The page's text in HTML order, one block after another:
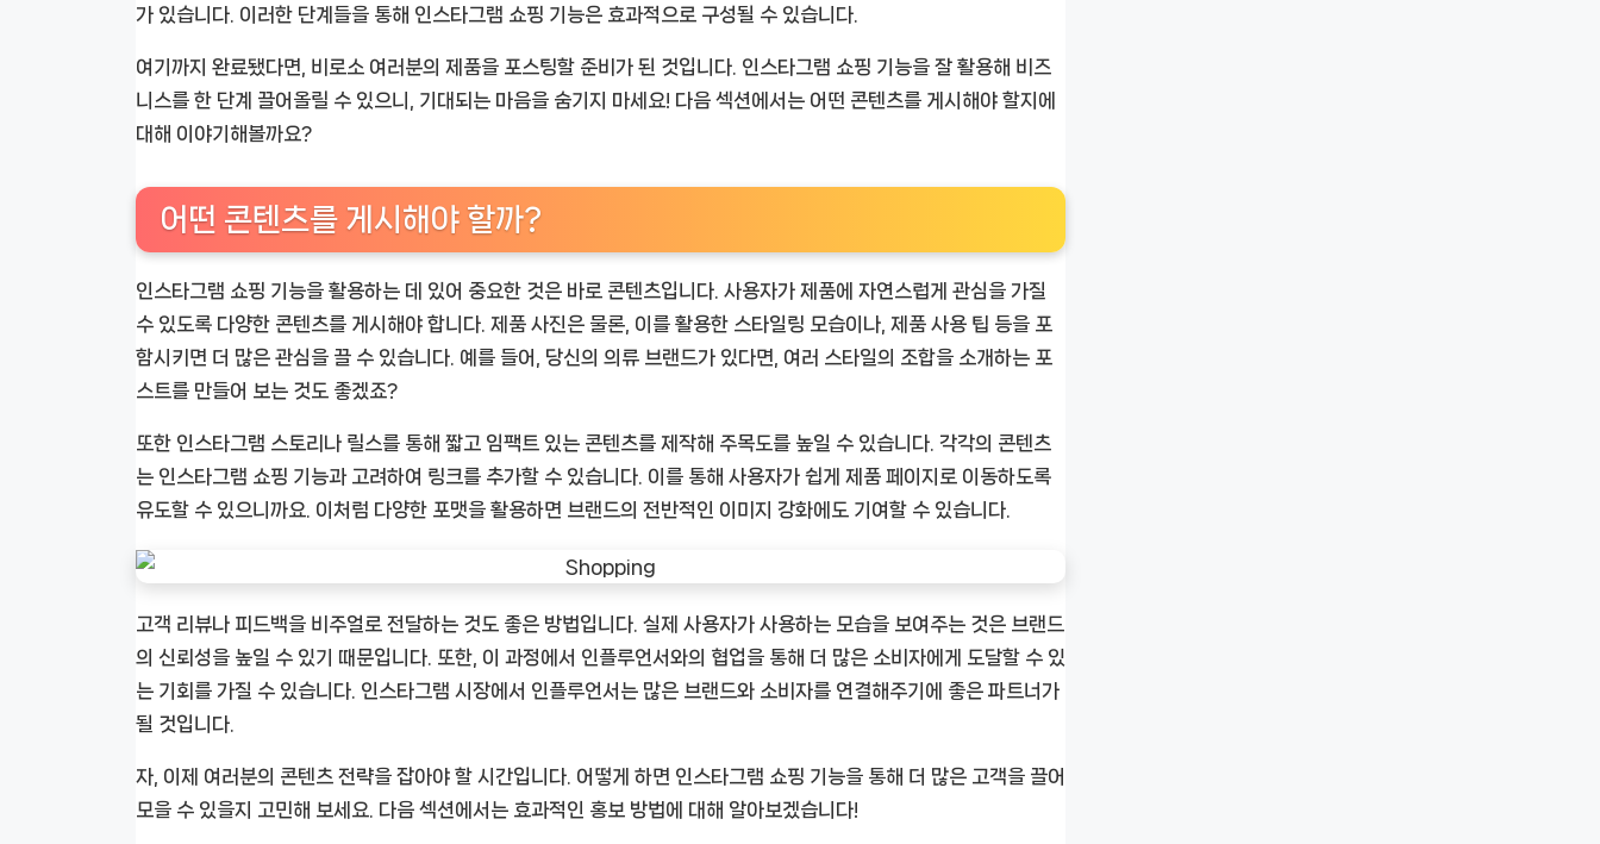
가 있습니다. 이러한 단계들을 통해 인스타그램 쇼핑 기능은 효과적으로 구성될 수 있습니다.
여기까지 완료됐다면, 비로소 여러분의 제품을 포스팅할 준비가 된 것입니다. 인스타그램 쇼핑 기능을 잘 활용해 비즈
니스를 한 단계 끌어올릴 수 있으니, 기대되는 마음을 숨기지 마세요! 다음 섹션에서는 어떤 콘텐츠를 게시해야 할지에
대해 이야기해볼까요?
어떤 콘텐츠를 게시해야 할까?
인스타그램 쇼핑 기능을 활용하는 데 있어 중요한 것은 바로 콘텐츠입니다. 사용자가 제품에 자연스럽게 관심을 가질
수 있도록 다양한 콘텐츠를 게시해야 합니다. 제품 사진은 물론, 이를 활용한 스타일링 모습이나, 제품 사용 팁 등을 포
함시키면 더 많은 관심을 끌 수 있습니다. 예를 들어, 당신의 의류 브랜드가 있다면, 여러 스타일의 조합을 소개하는 포
스트를 만들어 보는 것도 좋겠죠?
또한 인스타그램 스토리나 릴스를 통해 짧고 임팩트 있는 콘텐츠를 제작해 주목도를 높일 수 있습니다. 각각의 콘텐츠
는 인스타그램 쇼핑 기능과 고려하여 링크를 추가할 수 있습니다. 이를 통해 사용자가 쉽게 제품 페이지로 이동하도록
유도할 수 있으니까요. 이처럼 다양한 포맷을 활용하면 브랜드의 전반적인 이미지 강화에도 기여할 수 있습니다.
고객 리뷰나 피드백을 비주얼로 전달하는 것도 좋은 방법입니다. 실제 사용자가 사용하는 모습을 보여주는 것은 브랜드
의 신뢰성을 높일 수 있기 때문입니다. 또한, 이 과정에서 인플루언서와의 협업을 통해 더 많은 소비자에게 도달할 수 있
는 기회를 가질 수 있습니다. 인스타그램 시장에서 인플루언서는 많은 브랜드와 소비자를 연결해주기에 좋은 파트너가
될 것입니다.
자, 이제 여러분의 콘텐츠 전략을 잡아야 할 시간입니다. 어떻게 하면 인스타그램 쇼핑 기능을 통해 더 많은 고객을 끌어
모을 수 있을지 고민해 보세요. 다음 섹션에서는 효과적인 홍보 방법에 대해 알아보겠습니다!